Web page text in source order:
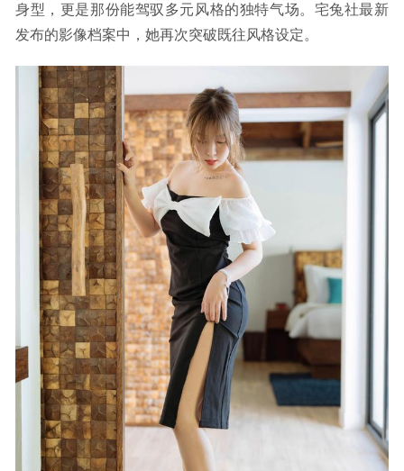
身型，更是那份能驾驭多元风格的独特气场。宅兔社最新
发布的影像档案中，她再次突破既往风格设定。